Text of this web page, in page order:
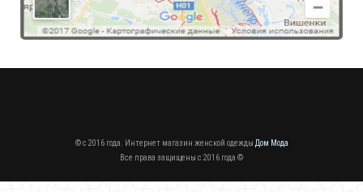
© c 2016 года. Интернет магазин женской одежды Дом Мода
Все права защищены c 2016 года ©